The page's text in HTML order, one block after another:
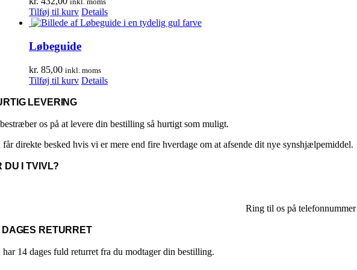
Tilføj til kurv Details
Løbeguide
kr. 85,00 inkl. moms
Tilføj til kurv Details
LEVERING
os på at levere din bestilling så hurtigt som muligt.
får direkte besked hvis vi er mere end fire hverdage om at afsende dit nye synshjælpemiddel.
DU I TVIVL?
Ring til os på telefonnummer
DAGES RETURRET
har 14 dages fuld returret fra du modtager din bestilling.